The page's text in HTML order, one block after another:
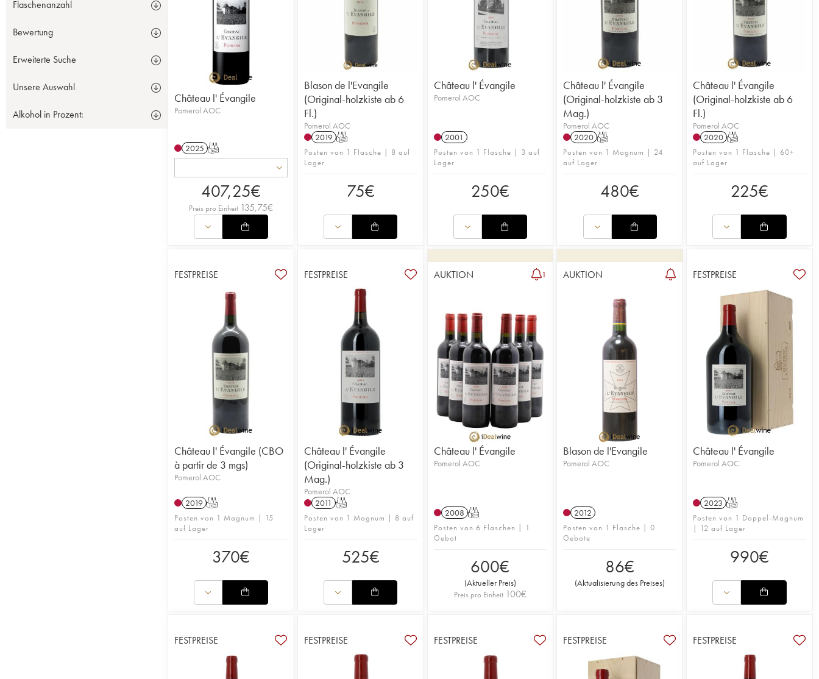
Flaschenanzahl
Bewertung
Erweiterte Suche
Unsere Auswahl
Alkohol in Prozent:
Château l' Évangile
Pomerol AOC
2025 T
407,25€
Preis pro Einheit 135,75€
Blason de l'Evangile
(Original-holzkiste ab 6
Fl.)
Pomerol AOC
2019 T
Posten von 1 Flasche | 8 auf
Lager
75€
Château l' Évangile
Pomerol AOC
2001
Posten von 1 Flasche | 3 auf
Lager
250€
Château l' Évangile
(Original-holzkiste ab 3
Mag.)
Pomerol AOC
2020 T
Posten von 1 Magnum | 24
auf Lager
480€
Château l' Évangile
(Original-holzkiste ab 6
Fl.)
Pomerol AOC
2020 T
Posten von 1 Flasche | 60+
auf Lager
225€
FESTPREISE
Château l' Évangile (CBO
à partir de 3 mgs)
Pomerol AOC
2019 T
Posten von 1 Magnum | 15
auf Lager
370€
FESTPREISE
Château l' Évangile
(Original-holzkiste ab 3
Mag.)
Pomerol AOC
2011 T
Posten von 1 Magnum | 8 auf
Lager
525€
AUKTION 1
Château l' Évangile
Pomerol AOC
2008 T
Posten von 6 Flaschen | 1
Gebot
600€
(Aktueller Preis)
Preis pro Einheit 100€
AUKTION
Blason de l'Evangile
Pomerol AOC
2012
Posten von 1 Flasche | 0
Gebote
86€
(Aktualisierung des Preises)
FESTPREISE
Château l' Évangile
Pomerol AOC
2023 T
Posten von 1 Doppel-Magnum
| 12 auf Lager
990€
FESTPREISE FESTPREISE FESTPREISE FESTPREISE FESTPREISE